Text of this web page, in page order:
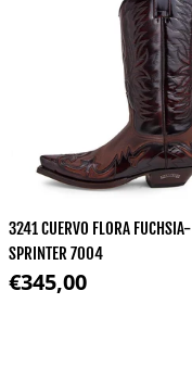
3241 CUERVO FLORA FUCHSIA-
SPRINTER 7004
Normale prijs
€345,00